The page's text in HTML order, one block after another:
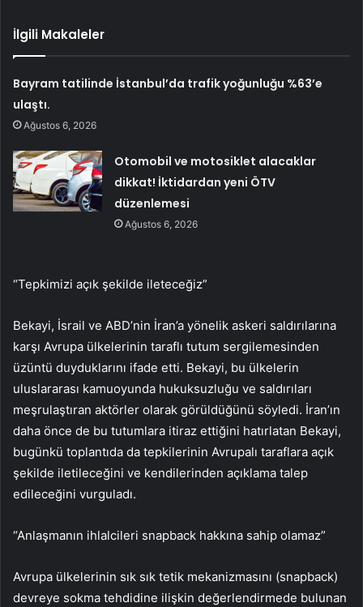
İlgili Makaleler
Bayram tatilinde İstanbul’da trafik yoğunluğu %63’e
ulaştı.
Ağustos 6, 2026
Otomobil ve motosiklet alacaklar
dikkat! İktidardan yeni ÖTV
düzenlemesi
Ağustos 6, 2026
“Tepkimizi açık şekilde ileteceğiz”
Bekayi, İsrail ve ABD’nin İran’a yönelik askeri saldırılarına
karşı Avrupa ülkelerinin taraflı tutum sergilemesinden
üzüntü duyduklarını ifade etti. Bekayi, bu ülkelerin
uluslararası kamuoyunda hukuksuzluğu ve saldırıları
meşrulaştıran aktörler olarak görüldüğünü söyledi. İran’ın
daha önce de bu tutumlara itiraz ettiğini hatırlatan Bekayi,
bugünkü toplantıda da tepkilerinin Avrupalı taraflara açık
şekilde iletileceğini ve kendilerinden açıklama talep
edileceğini vurguladı.
“Anlaşmanın ihlalcileri snapback hakkına sahip olamaz”
Avrupa ülkelerinin sık sık tetik mekanizmasını (snapback)
devreye sokma tehdidine ilişkin değerlendirmede bulunan